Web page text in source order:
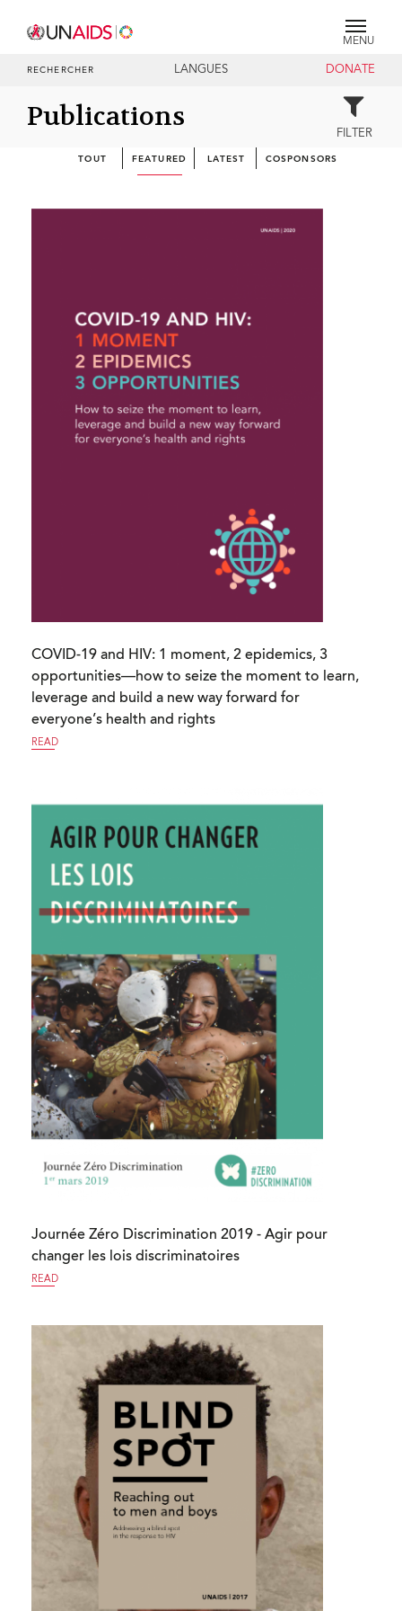
MENU
RECHERCHER LANGUES DONATE
Publications
FILTER
TOUT FEATURED LATEST COSPONSORS
COVID-19 and HIV: 1 moment, 2 epidemics, 3
opportunities—how to seize the moment to learn,
leverage and build a new way forward for
everyone’s health and rights
READ
Journée Zéro Discrimination 2019 - Agir pour
changer les lois discriminatoires
READ